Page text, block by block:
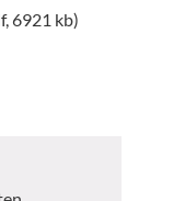
6921 kb)